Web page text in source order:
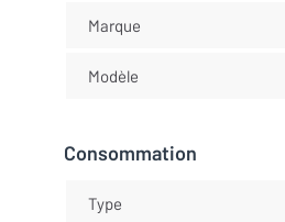
Marque
Modèle
Consommation
Type